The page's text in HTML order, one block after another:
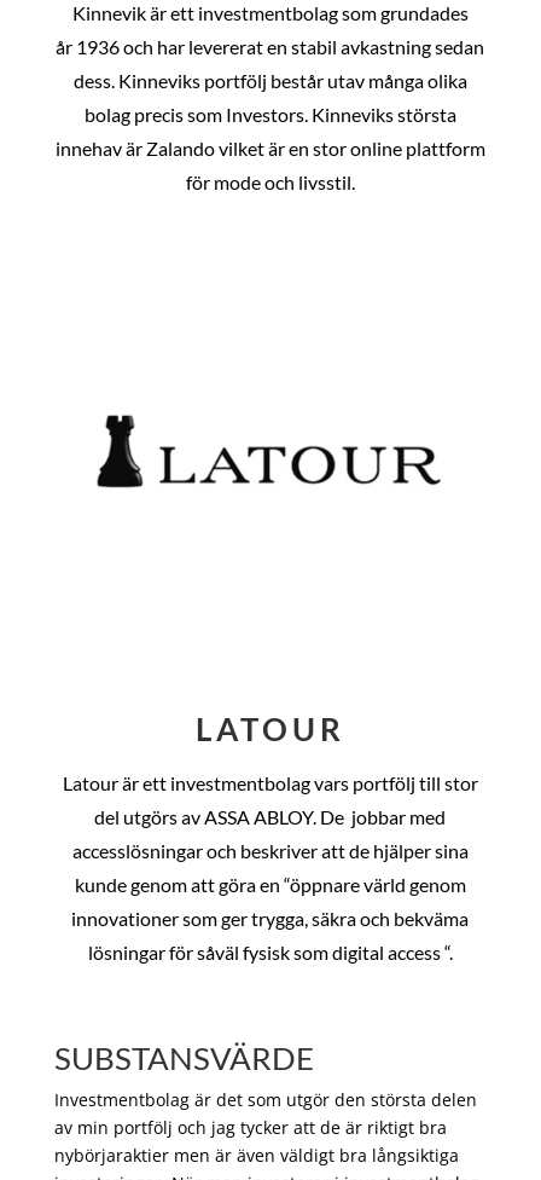
Kinnevik är ett investmentbolag som grundades
år 1936 och har levererat en stabil avkastning sedan
dess. Kinneviks portfölj består utav många olika
bolag precis som Investors. Kinneviks största
innehav är Zalando vilket är en stor online plattform
för mode och livsstil.
LATOUR
Latour är ett investmentbolag vars portfölj till stor
del utgörs av ASSA ABLOY. De jobbar med
accesslösningar och beskriver att de hjälper sina
kunde genom att göra en “öppnare värld genom
innovationer som ger trygga, säkra och bekväma
lösningar för såväl fysisk som digital access “.
SUBSTANSVÄRDE
Investmentbolag är det som utgör den största delen
av min portfölj och jag tycker att de är riktigt bra
nybörjaraktier men är även väldigt bra långsiktiga